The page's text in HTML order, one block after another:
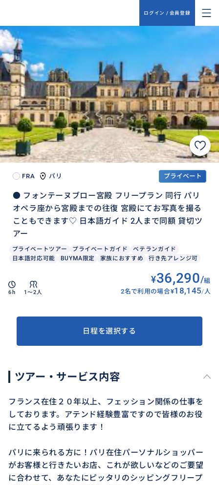
ログイン / 会員登録
FRA パリ プライベート
● フォンテーヌブロー宮殿 フリープラン 同行 パリ
オペラ座から宮殿までの往復 宮殿にてお写真を撮る
こともできます♡ 日本語ガイド 2人まで同額 貸切ツ
アー
プライベートツアー プライベートガイド
ベテランガイド
日本語対応可能
BUYMA限定 家族におすすめ 行き先アレンジ可
6h 1〜2人
¥36,290/組
2名で利用の場合¥18,145/人
日程を選択する
ツアー・サービス内容
フランス在住２０年以上、フェッション関係の仕事を
しております。アテンド経験豊富ですので皆様のお役
に立てるよう頑張ります！
パリに来られる方に！パリ在住パーソナルショッパー
がお客様と行きたいお店、これが欲しいなどのご要望
に合わせて、あなたにピッタリのシッピングフリープ